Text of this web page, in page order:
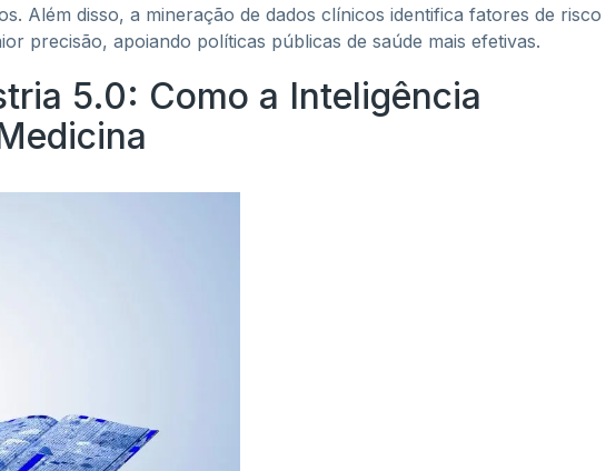
Além disso, a mineração de dados clínicos identifica fatores de risco
precisão, apoiando políticas públicas de saúde mais efetivas.
5.0: Como a Inteligência